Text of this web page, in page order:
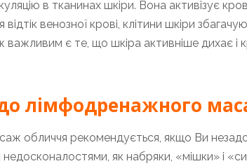
в тканинах шкіри. Вона активізує
венозної крові, клітини шкіри
важливим є те, що шкіра активніше дихає
лімфодренажного
обличчя рекомендується, якщо Ви
як набряки, «мішки» і